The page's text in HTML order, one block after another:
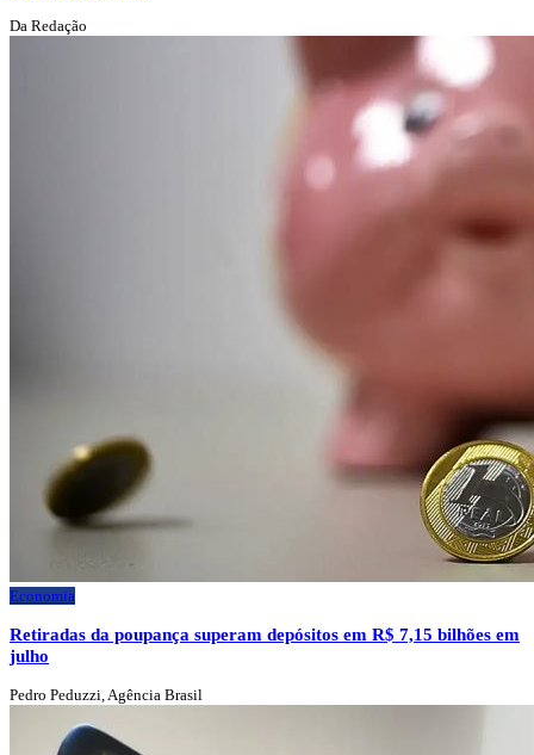
Da Redação
Economia
Retiradas da poupança superam depósitos em R$ 7,15 bilhões em
julho
Pedro Peduzzi, Agência Brasil